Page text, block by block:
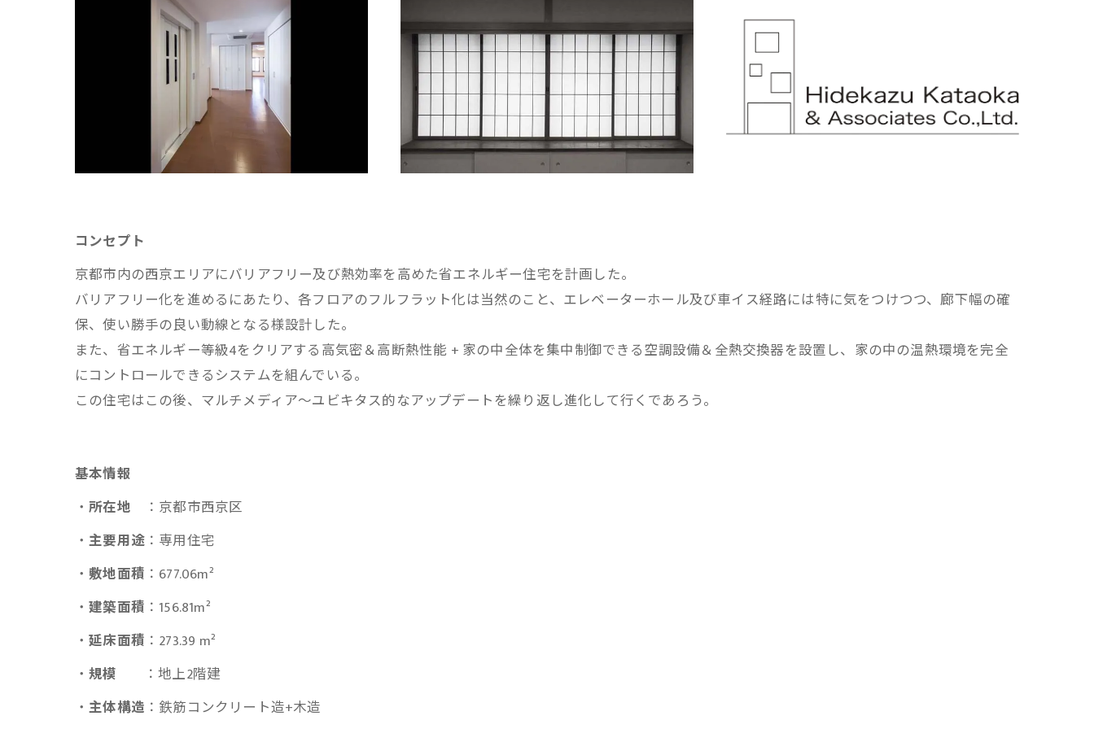
コンセプト
京都市内の西京エリアにバリアフリー及び熱効率を高めた省エネルギー住宅を計画した。
バリアフリー化を進めるにあたり、各フロアのフルフラット化は当然のこと、エレベーターホール及び車イス経路には特に気をつけつつ、廊下幅の確
保、使い勝手の良い動線となる様設計した。
また、省エネルギー等級4をクリアする高気密＆高断熱性能 + 家の中全体を集中制御できる空調設備＆全熱交換器を設置し、家の中の温熱環境を完全
にコントロールできるシステムを組んでいる。
この住宅はこの後、マルチメディア〜ユビキタス的なアップデートを繰り返し進化して行くであろう。
基本情報
・所在地 ：京都市西京区
・主要用途 ：専用住宅
・敷地面積 ：677.06m²
・建築面積 ：156.81m²
・延床面積 ：273.39 m²
・規模 ：地上2階建
・主体構造 ：鉄筋コンクリート造+木造